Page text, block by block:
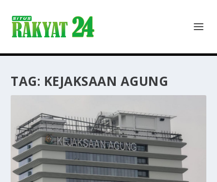
TAG: KEJAKSAAN AGUNG